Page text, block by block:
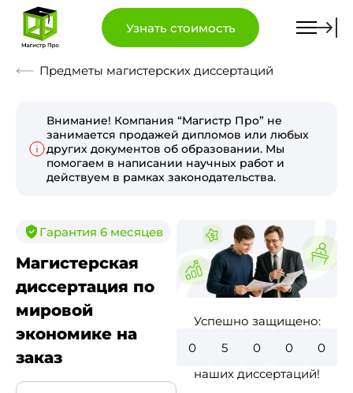
Узнать стоимость
Предметы магистерских диссертаций
Внимание! Компания “Магистр Про” не
занимается продажей дипломов или любых
других документов об образовании. Мы
помогаем в написании научных работ и
действуем в рамках законодательства.
Гарантия 6 месяцев
Магистерская
диссертация по
мировой
экономике на
заказ
Успешно защищено:
0
0
0
5
0
наших диссертаций!